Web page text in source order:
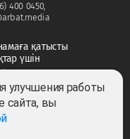
400 0450,
қатысты
үшін
улучшения работы
сайта, вы